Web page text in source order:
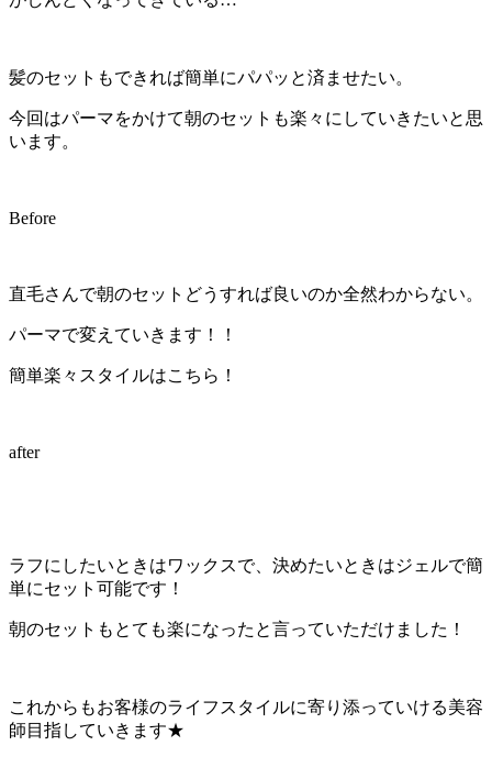
髪のセットもできれば簡単にパパッと済ませたい。
今回はパーマをかけて朝のセットも楽々にしていきたいと思
います。
Before
直毛さんで朝のセットどうすれば良いのか全然わからない。
パーマで変えていきます！！
簡単楽々スタイルはこちら！
after
ラフにしたいときはワックスで、決めたいときはジェルで簡
単にセット可能です！
朝のセットもとても楽になったと言っていただけました！
これからもお客様のライフスタイルに寄り添っていける美容
師目指していきます★